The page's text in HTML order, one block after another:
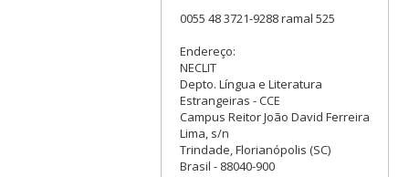
0055 48 3721-9288 ramal 525
Endereço:
NECLIT
Depto. Língua e Literatura
Estrangeiras - CCE
Campus Reitor João David Ferreira
Lima, s/n
Trindade, Florianópolis (SC)
Brasil - 88040-900